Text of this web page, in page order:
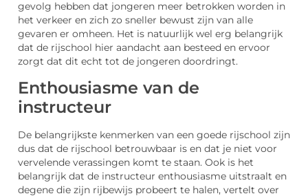
gevolg hebben dat jongeren meer betrokken worden in
het verkeer en zich zo sneller bewust zijn van alle
gevaren er omheen. Het is natuurlijk wel erg belangrijk
dat de rijschool hier aandacht aan besteed en ervoor
zorgt dat dit echt tot de jongeren doordringt.
Enthousiasme van de
instructeur
De belangrijkste kenmerken van een goede rijschool zijn
dus dat de rijschool betrouwbaar is en dat je niet voor
vervelende verassingen komt te staan. Ook is het
belangrijk dat de instructeur enthousiasme uitstraalt en
degene die zijn rijbewijs probeert te halen, vertelt over